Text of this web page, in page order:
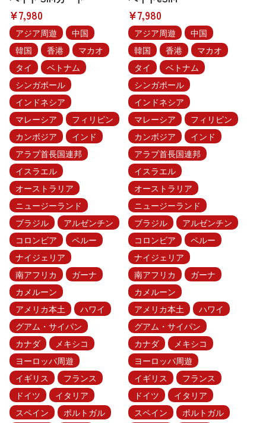
¥7,980
アジア周遊
中国
韓国
香港
マカオ
タイ
ベトナム
シンガポール
インドネシア
マレーシア
フィリピン
カンボジア
インド
アラブ首長国連邦
イスラエル
オーストラリア
ニュージーランド
ブラジル
アルゼンチン
コロンビア
ペルー
ナイジェリア
南アフリカ
ガーナ
カメルーン
アメリカ本土
ハワイ
グアム・サイパン
カナダ
メキシコ
ヨーロッパ周遊
イギリス
フランス
ドイツ
イタリア
スペイン
ポルトガル
¥7,980
アジア周遊
中国
韓国
香港
マカオ
タイ
ベトナム
シンガポール
インドネシア
マレーシア
フィリピン
カンボジア
インド
アラブ首長国連邦
イスラエル
オーストラリア
ニュージーランド
ブラジル
アルゼンチン
コロンビア
ペルー
ナイジェリア
南アフリカ
ガーナ
カメルーン
アメリカ本土
ハワイ
グアム・サイパン
カナダ
メキシコ
ヨーロッパ周遊
イギリス
フランス
ドイツ
イタリア
スペイン
ポルトガル